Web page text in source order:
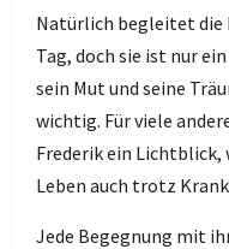
Natürlich begleitet die
Tag, doch sie ist nur
sein Mut und seine
wichtig. Für viele
Frederik ein
Leben auch trotz
Jede Begegnung mit